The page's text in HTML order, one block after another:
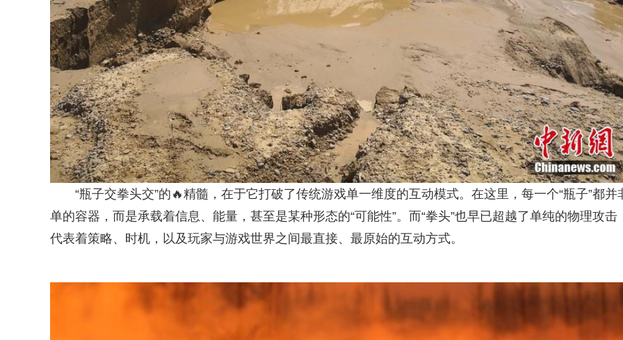
“瓶子交拳头交”的🔥精髓，在于它打破了传统游戏单一维度的互动模式。在这里，每一个“瓶子”都并
单的容器，而是承载着信息、能量，甚至是某种形态的“可能性”。而“拳头”也早已超越了单纯的物理攻击
代表着策略、时机，以及玩家与游戏世界之间最直接、最原始的互动方式。